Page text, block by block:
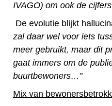
IVAGO) om ook de
De evolutie blijkt
zal daar wel voor iets
meer gebruikt, maar dit
gaat immers om de
buurtbewoners…”
Mix van